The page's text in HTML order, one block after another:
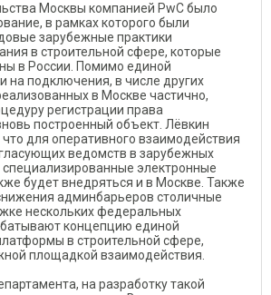
Москвы компанией PwC было
в рамках которого были
зарубежные практики
в строительной сфере, которые
в России. Помимо единой
на подключения, в числе других
в Москве частично,
регистрации права
построенный объект. Лёвкин
для оперативного взаимодействия
ведомств в зарубежных
специализированные электронные
будет внедряться и в Москве. Также
админбарьеров столичные
нескольких федеральных
концепцию единой
в строительной сфере,
площадкой взаимодействия.
на разработку такой